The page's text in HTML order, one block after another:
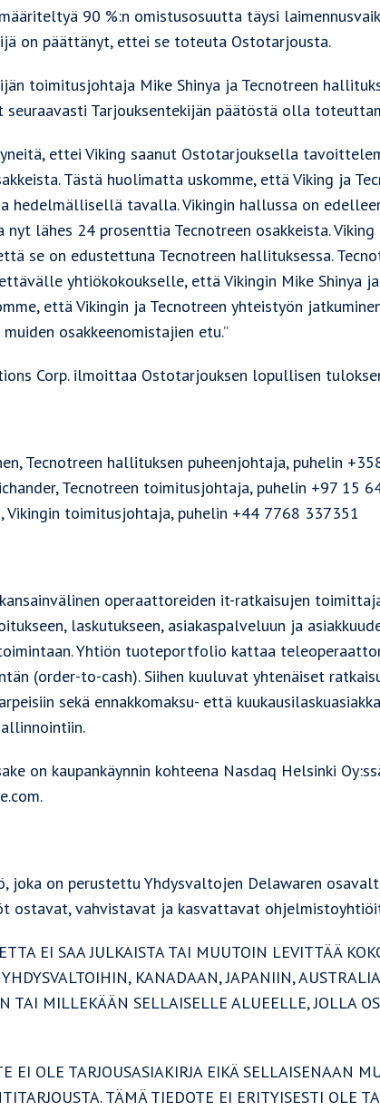
90 %:n omistusosuutta täysi
on päättänyt, ettei se toteuta Ostotarjousta.
toimitusjohtaja Mike Shinya ja Tecnotreen
seuraavasti Tarjouksentekijän päätöstä olla
ettei Viking saanut Ostotarjouksella
Tästä huolimatta uskomme, että Viking ja
hedelmällisellä tavalla. Vikingin hallussa on
nyt lähes 24 prosenttia Tecnotreen osakkeista.
se on edustettuna Tecnotreen hallituksessa.
yhtiökokoukselle, että Vikingin Mike Shinya
että Vikingin ja Tecnotreen yhteistyön
osakkeenomistajien etu.”
Corp. ilmoittaa Ostotarjouksen lopullisen
Tecnotreen hallituksen puheenjohtaja, puhelin
Tecnotreen toimitusjohtaja, puhelin +97 15
Vikingin toimitusjohtaja, puhelin +44 7768 337351
operaattoreiden it-ratkaisujen
laskutukseen, asiakaspalveluun ja
Yhtiön tuoteportfolio kattaa
(order-to-cash). Siihen kuuluvat yhtenäiset
sekä ennakkomaksu- että
on kaupankäynnin kohteena Nasdaq Helsinki
joka on perustettu Yhdysvaltojen Delawaren
ostavat, vahvistavat ja kasvattavat
EI SAA JULKAISTA TAI MUUTOIN LEVITTÄÄ
KANADAAN, JAPANIIN,
TAI MILLEKÄÄN SELLAISELLE ALUEELLE, JOLLA
EI OLE TARJOUSASIAKIRJA EIKÄ SELLAISENAAN
TÄMÄ TIEDOTE EI ERITYISESTI OLE